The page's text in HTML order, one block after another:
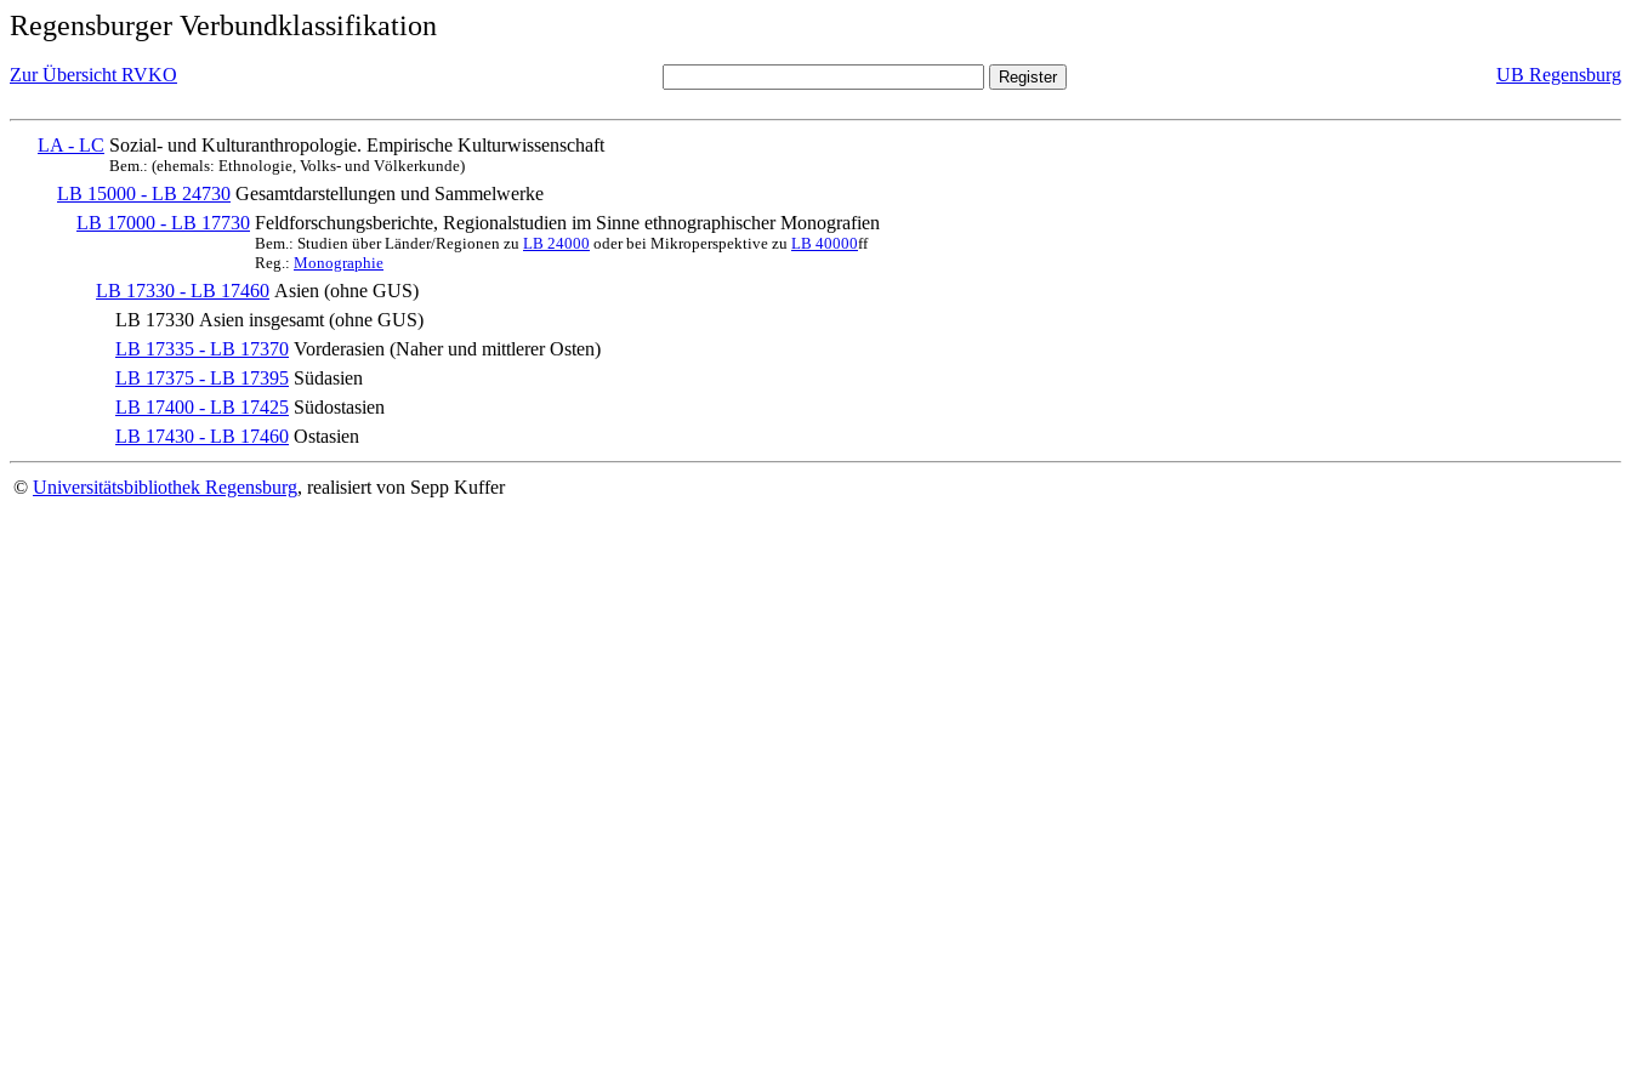
Regensburger Verbundklassifikation
Zur Übersicht RVKO UB Regensburg
LA - LC Sozial- und Kulturanthropologie. Empirische Kulturwissenschaft
Bem.: (ehemals: Ethnologie, Volks- und Völkerkunde)
LB 15000 - LB 24730 Gesamtdarstellungen und Sammelwerke
LB 17000 - LB 17730 Feldforschungsberichte, Regionalstudien im Sinne ethnographischer Monografien
Bem.: Studien über Länder/Regionen zu LB 24000 oder bei Mikroperspektive zu LB 40000ff
Reg.: Monographie
LB 17330 - LB 17460 Asien (ohne GUS)
LB 17330 Asien insgesamt (ohne GUS)
LB 17335 - LB 17370 Vorderasien (Naher und mittlerer Osten)
LB 17375 - LB 17395 Südasien
LB 17400 - LB 17425 Südostasien
LB 17430 - LB 17460 Ostasien
© Universitätsbibliothek Regensburg, realisiert von Sepp Kuffer